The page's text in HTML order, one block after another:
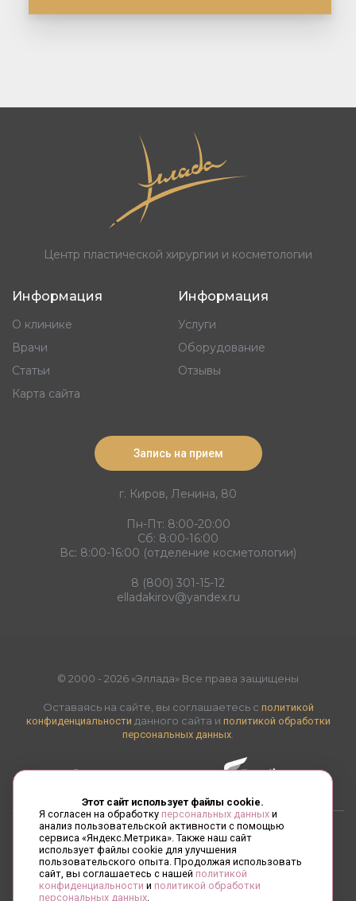
Центр пластической хирургии и косметологии
Информация
О клинике
Врачи
Статьи
Карта сайта
Информация
Услуги
Оборудование
Отзывы
Запись на прием
г. Киров, Ленина, 80
Пн-Пт: 8:00-20:00
Сб: 8:00-16:00
Вс: 8:00-16:00 (отделение косметологии)
8 (800) 301-15-12
elladakirov@yandex.ru
© 2000 - 2026 «Эллада» Все права защищены
Оставаясь на сайте, вы соглашаетесь с политикой
конфиденциальности данного сайта и политикой обработки
персональных данных
Создание и продвижение -
Сводная ведомость результатов проведения специальной
оценки условий труда
Этот сайт использует файлы cookie.
Я согласен на обработку персональных данных и
анализ пользовательской активности с помощью
сервиса «Яндекс.Метрика». Также наш сайт
использует файлы cookie для улучшения
пользовательского опыта. Продолжая использовать
сайт, вы соглашаетесь с нашей политикой
конфиденциальности и политикой обработки
персональных данных.